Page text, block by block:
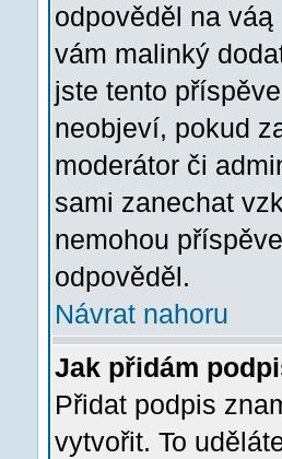
odpověděl na
vám malinký
jste tento
neobjeví, pokud
moderátor či
sami zanechat
nemohou
odpověděl.
Návrat nahoru
Jak přidám
Přidat podpis
vytvořit. To